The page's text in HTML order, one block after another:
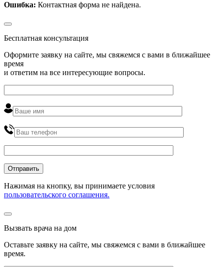
Ошибка: Контактная форма не найдена.
Бесплатная консультация
Оформите заявку на сайте, мы свяжемся с вами в ближайшее
время
и ответим на все интересующие вопросы.
Нажимая на кнопку, вы принимаете условия
пользовательского соглашения.
Вызвать врача на дом
Оставьте заявку на сайте, мы свяжемся с вами в ближайшее
время.